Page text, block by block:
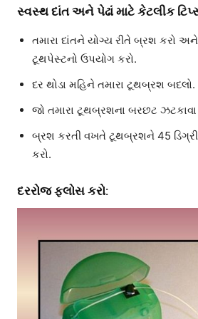
સ્વસ્થ દાંત અને પેઢાં માટે કેટલીક
તમારા દાંતને યોગ્ય રીતે બ્રશ કરો
ટૂથપેસ્ટનો ઉપયોગ કરો.
દર થોડા મહિને તમારા ટૂથબ્રશ બદલો.
જો તમારા ટૂથબ્રશના બરછટ
બ્રશ કરતી વખતે ટૂથબ્રશને 45
કરો.
દરરોજ ફ્લોસ કરો: